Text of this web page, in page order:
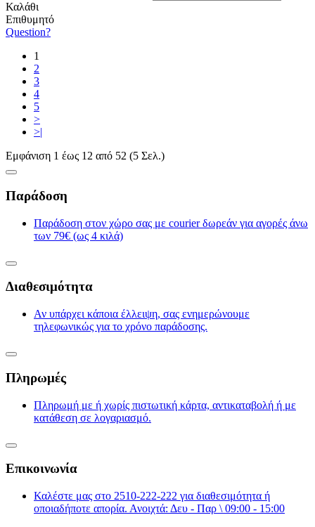
Καλάθι
Επιθυμητό
Question?
1
2
3
4
5
>
>|
Εμφάνιση 1 έως 12 από 52 (5 Σελ.)
Παράδοση
Παράδοση στον χώρο σας με courier δωρεάν για αγορές άνω
των 79€ (ως 4 κιλά)
Διαθεσιμότητα
Αν υπάρχει κάποια έλλειψη, σας ενημερώνουμε
τηλεφωνικώς για το χρόνο παράδοσης.
Πληρωμές
Πληρωμή με ή χωρίς πιστωτική κάρτα, αντικαταβολή ή με
κατάθεση σε λογαριασμό.
Επικοινωνία
Καλέστε μας στο 2510-222-222 για διαθεσιμότητα ή
οποιαδήποτε απορία. Ανοιχτά: Δευ - Παρ \ 09:00 - 15:00